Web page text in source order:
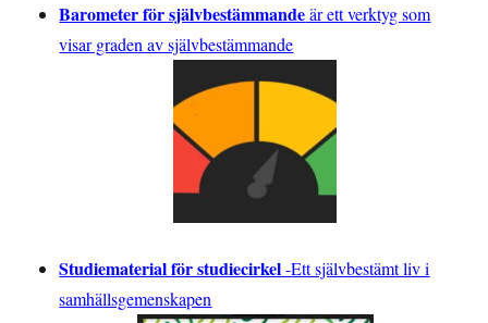
Barometer för självbestämmandeär ett verktyg som
visar graden av självbestämmande
Studiematerial för studiecirkel-Ett självbestämt liv i
samhällsgemenskapen